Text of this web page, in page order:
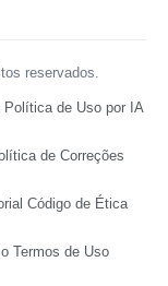
reservados.
Política de Uso por IA
de Correções
Código de Ética
Termos de Uso